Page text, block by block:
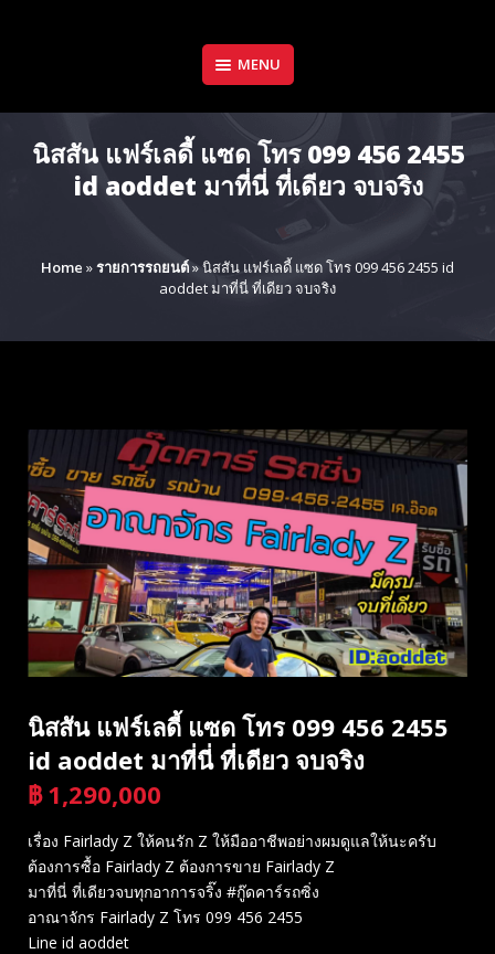
MENU
นิสสัน แฟร์เลดี้ แซด โทร 099 456 2455
id aoddet มาที่นี่ ที่เดียว จบจริง
Home »รายการรถยนต์»นิสสัน แฟร์เลดี้ แซด โทร 099 456 2455 id
aoddet มาที่นี่ ที่เดียว จบจริง
นิสสัน แฟร์เลดี้ แซด โทร 099 456 2455
id aoddet มาที่นี่ ที่เดียว จบจริง
฿ 1,290,000
เรื่อง Fairlady Z ให้คนรัก Z ให้มืออาชีพอย่างผมดูแลให้นะครับ
ต้องการซื้อ Fairlady Z ต้องการขาย Fairlady Z
มาที่นี่ ที่เดียวจบทุกอาการจริ๊ง #กู๊ดคาร์รถซิ่ง
อาณาจักร Fairlady Z โทร 099 456 2455
Line id aoddet